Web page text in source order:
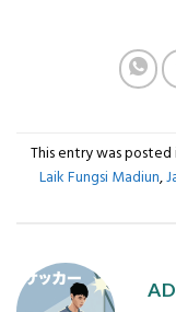
This entry was posted
Laik Fungsi Madiun,